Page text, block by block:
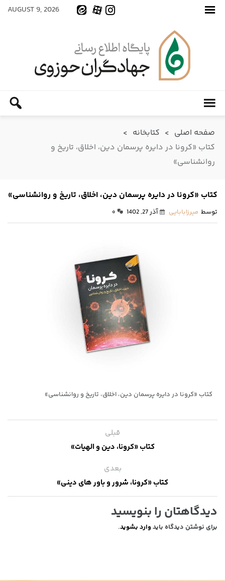
AUGUST 9, 2026
صفحه اصلی > کتابخانه >
کتاب «کرونا در دایره پرسمان دین، اخلاق، تاریخ و
روانشناسی»
کتاب «کرونا در دایره پرسمان دین، اخلاق، تاریخ و روانشناسی»
توسط میرزابابایی آذر 27, 1402 ۰
کتاب «کرونا در دایره پرسمان دین، اخلاق، تاریخ و روانشناسی»
قبلی
کتاب «کرونا، دین و الهیات»
بعدی
کتاب «کرونا، شرور و باور های دینی»
دیدگاهتان را بنویسید
برای نوشتن دیدگاه باید وارد بشوید.